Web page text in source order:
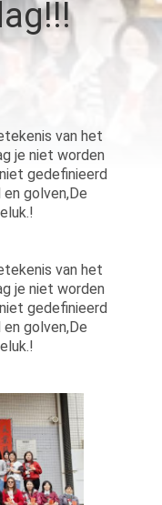
van het
je niet worden
gedefinieerd
golven,De
van het
je niet worden
gedefinieerd
golven,De